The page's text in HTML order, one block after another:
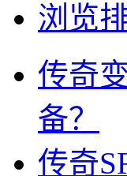
浏览
传奇
备？
传奇